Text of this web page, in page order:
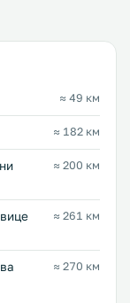
≈ 49 км
≈ 182 км
≈ 200 км
≈ 261 км
≈ 270 км